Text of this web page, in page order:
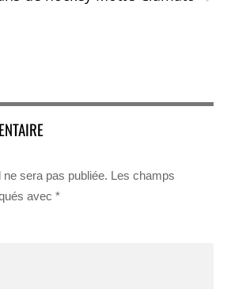
sera pas publiée. Les champs
avec*